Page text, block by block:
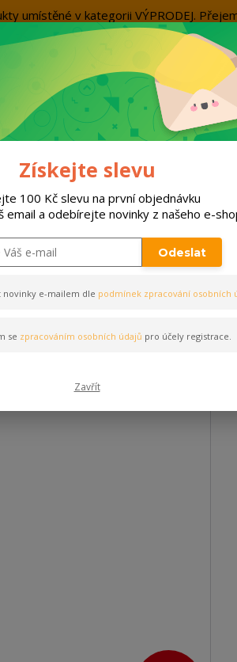
umístěné v kategorii VÝPRODEJ.
Nevíte si rady? Zavolejte.
VÝPRODEJ!!!
rukáv TRIKO JOMA SUPERNOVA III | BÍLÁ -
BÍLÁ - ČERNÁ
Získejte slevu
100 Kč slevu na první objednávku
email a odebírejte novinky z našeho e-
Odeslat
novinky e-mailem dle podmínek zpracování osobních
se zpracováním osobních údajů pro účely registrace.
Zavřít